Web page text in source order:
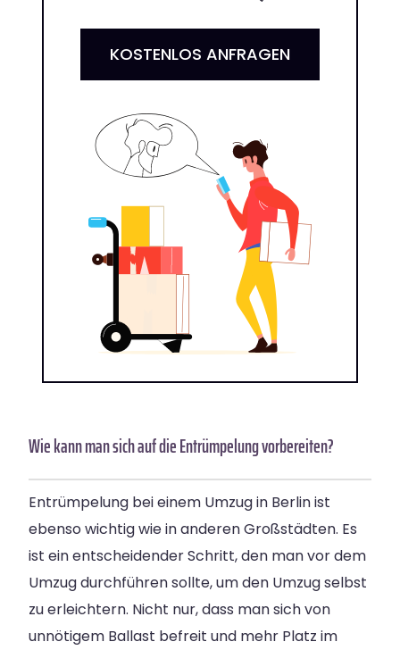
KOSTENLOS ANFRAGEN
Wie kann man sich auf die Entrümpelung vorbereiten?
Entrümpelung bei einem Umzug in Berlin ist
ebenso wichtig wie in anderen Großstädten. Es
ist ein entscheidender Schritt, den man vor dem
Umzug durchführen sollte, um den Umzug selbst
zu erleichtern. Nicht nur, dass man sich von
unnötigem Ballast befreit und mehr Platz im